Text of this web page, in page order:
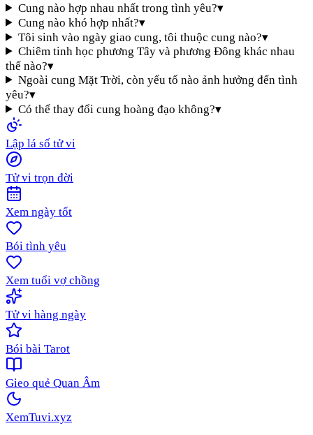
Cung nào hợp nhau nhất trong tình yêu?▾
Cung nào khó hợp nhất?▾
Tôi sinh vào ngày giao cung, tôi thuộc cung nào?▾
Chiêm tinh học phương Tây và phương Đông khác nhau
thế nào?▾
Ngoài cung Mặt Trời, còn yếu tố nào ảnh hưởng đến tình
yêu?▾
Có thể thay đổi cung hoàng đạo không?▾
Lập lá số tử vi
Tử vi trọn đời
Xem ngày tốt
Bói tình yêu
Xem tuổi vợ chồng
Tử vi hàng ngày
Bói bài Tarot
Gieo quẻ Quan Âm
XemTuvi.xyz